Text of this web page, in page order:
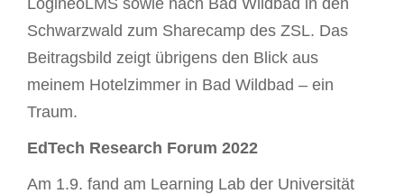
LogineoLMS sowie nach Bad Wildbad in den
Schwarzwald zum Sharecamp des ZSL. Das
Beitragsbild zeigt übrigens den Blick aus
meinem Hotelzimmer in Bad Wildbad – ein
Traum.
EdTech Research Forum 2022
Am 1.9. fand am Learning Lab der Universität